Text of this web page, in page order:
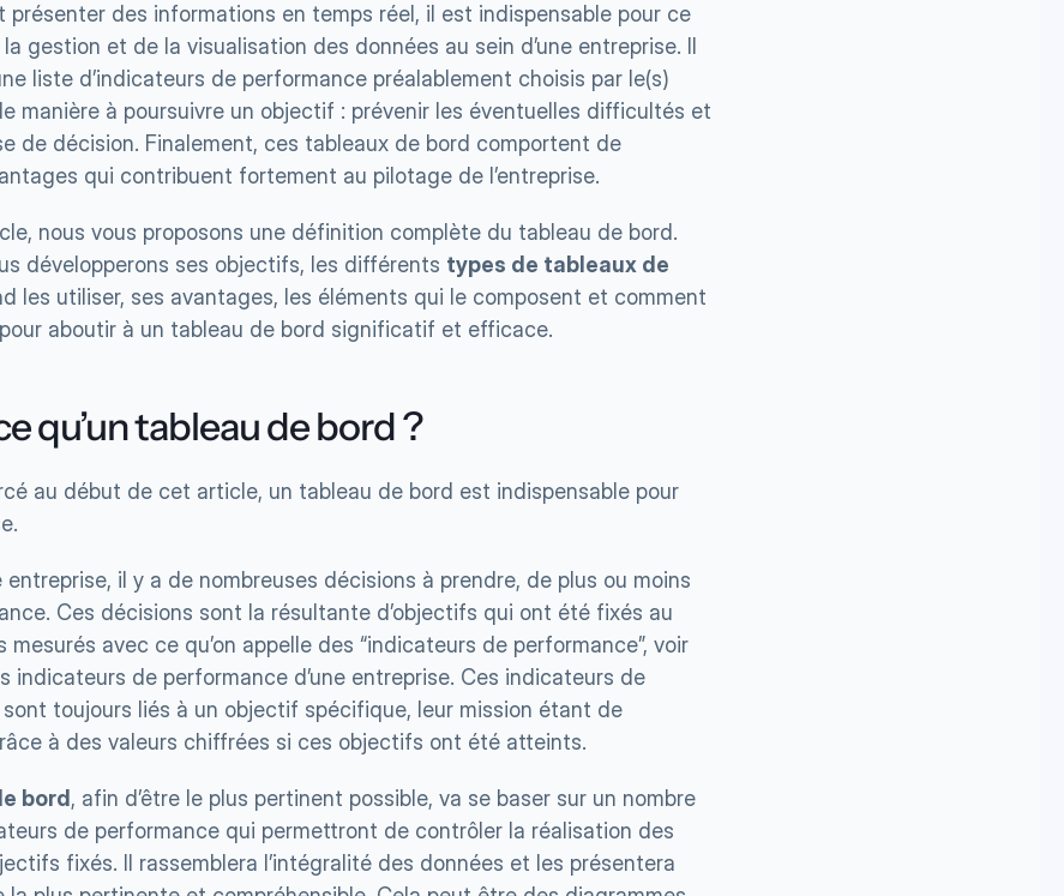
présenter des informations en temps réel, il est indispensable pour ce
gestion et de la visualisation des données au sein d’une entreprise. Il
liste d’indicateurs de performance préalablement choisis par le(s)
manière à poursuivre un objectif : prévenir les éventuelles difficultés et
de décision. Finalement, ces tableaux de bord comportent de
qui contribuent fortement au pilotage de l’entreprise.
nous vous proposons une définition complète du tableau de bord.
développerons ses objectifs, les différents types de tableaux de
les utiliser, ses avantages, les éléments qui le composent et comment
pour aboutir à un tableau de bord significatif et efficace.
qu’un tableau de bord ?
au début de cet article, un tableau de bord est indispensable pour
entreprise, il y a de nombreuses décisions à prendre, de plus ou moins
Ces décisions sont la résultante d’objectifs qui ont été fixés au
mesurés avec ce qu’on appelle des “indicateurs de performance”, voir
indicateurs de performance d’une entreprise. Ces indicateurs de
toujours liés à un objectif spécifique, leur mission étant de
à des valeurs chiffrées si ces objectifs ont été atteints.
bord , afin d’être le plus pertinent possible, va se baser sur un nombre
de performance qui permettront de contrôler la réalisation des
fixés. Il rassemblera l’intégralité des données et les présentera